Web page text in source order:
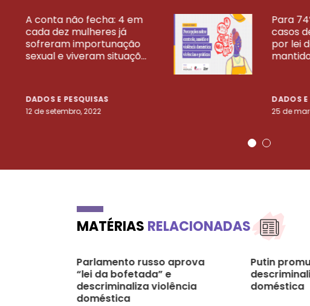
A conta não fecha: 4 em
cada dez mulheres já
sofreram importunação
sexual e viveram situaçõ...
DADOS E PESQUISAS
12 de setembro, 2022
Para
casos
por lei
DADOS E
25 de
VEJA MAIS PESQUISAS
MATÉRIAS RELACIONADAS
Parlamento russo aprova
“lei da bofetada” e
descriminaliza violência
doméstica
Putin
doméstica